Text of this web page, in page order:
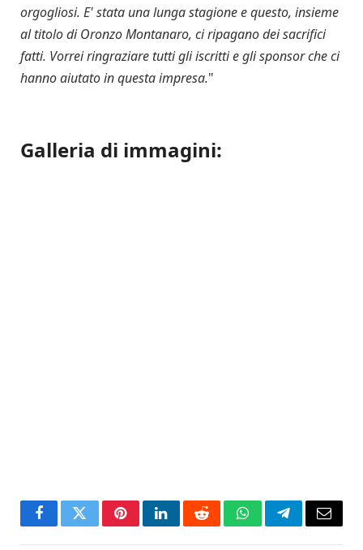
orgogliosi. E' stata una lunga stagione e questo, insieme
al titolo di Oronzo Montanaro, ci ripagano dei sacrifici
fatti. Vorrei ringraziare tutti gli iscritti e gli sponsor che ci
hanno aiutato in questa impresa."
Galleria di immagini:
FacebookTwitterPinterestLinkedInRedditWhatsAppTelegramEmail